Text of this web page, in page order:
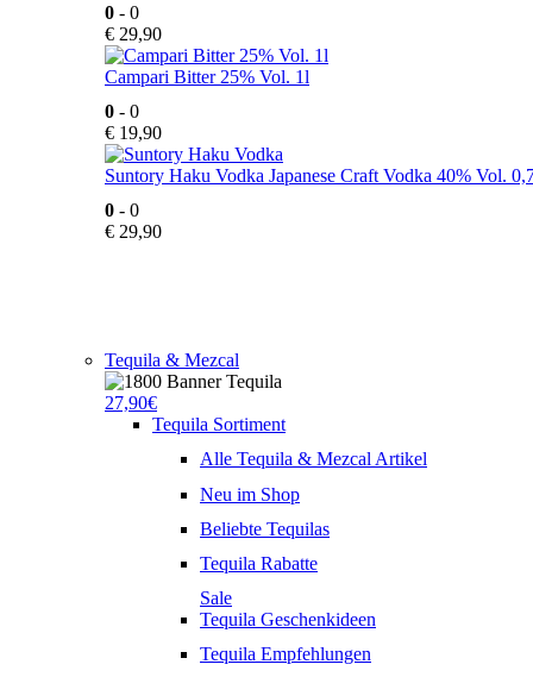
0 - 0
€ 29,90
Campari Bitter 25% Vol. 1l
0 - 0
€ 19,90
Suntory Haku Vodka Japanese Craft Vodka 40% Vol.
0 - 0
€ 29,90
Tequila & Mezcal
27,90€
Tequila Sortiment
Alle Tequila & Mezcal Artikel
Neu im Shop
Beliebte Tequilas
Tequila Rabatte
Sale
Tequila Geschenkideen
Tequila Empfehlungen